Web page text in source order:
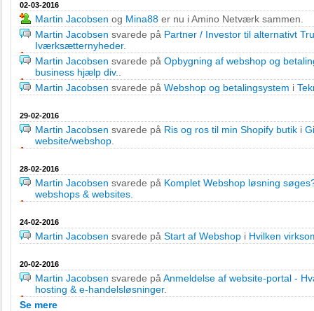
02-03-2016
Martin Jacobsen og Mina88 er nu i Amino Netværk sammen.
Martin Jacobsen svarede på Partner / Investor til alternativt
Iværksætternyheder.
Martin Jacobsen svarede på Opbygning af webshop og
business hjælp div.
Martin Jacobsen svarede på Webshop og betalingsystem i
29-02-2016
Martin Jacobsen svarede på Ris og ros til min Shopify butik i
website/webshop
28-02-2016
Martin Jacobsen svarede på Komplet Webshop løsning
webshops & websites
24-02-2016
Martin Jacobsen svarede på Start af Webshop i Hvilken
20-02-2016
Martin Jacobsen svarede på Anmeldelse af website-portal -
hosting & e-handelsløsninger.
Se mere